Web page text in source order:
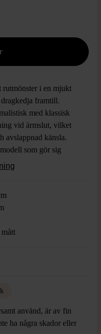
rutmönster i en mjukt
framtill.
med klassisk
vid ärmslut, vilket
avslappnad känsla.
som gör sig
och casual. Rutigt
använd, är av fin
ha några skador eller